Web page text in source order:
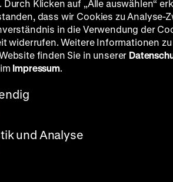
OmU
Miho Nikaidoh, Maria
Durch Klicken auf „Alle auswählen“
dass wir Cookies zu Analyse-
in die Verwendung der
widerrufen. Weitere Informationen
finden Sie in unserer
Impressum.
und Analyse